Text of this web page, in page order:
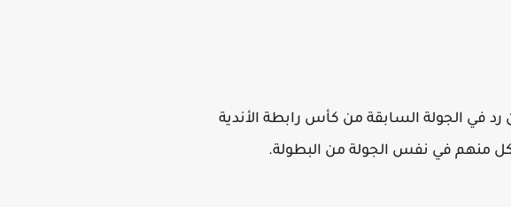
في الجولة السابقة من كأس رابطة الأندية
لكل منهم في نفس الجولة من البطولة.